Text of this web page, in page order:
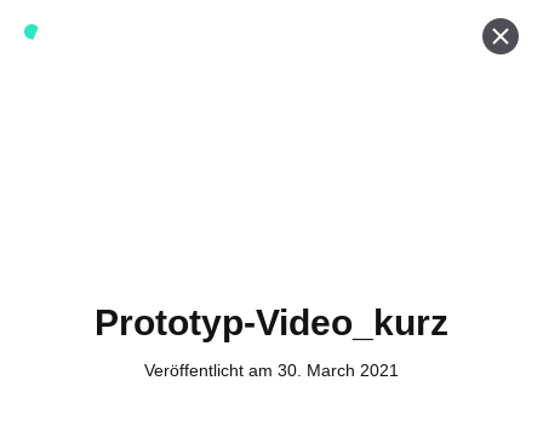
Prototyp-Video_kurz
Veröffentlicht am 30. March 2021